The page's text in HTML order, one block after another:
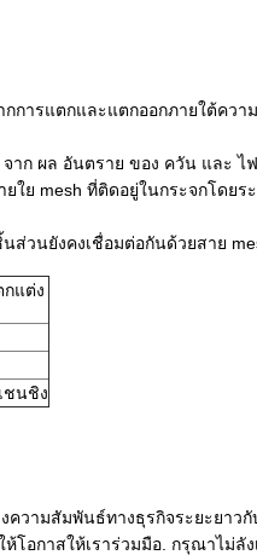
การแตกและแตกออกภายใต้ควา
าก ผล อันตราย ของ ควัน และ ไฟ
ย mesh ที่ติดอยู่ในกระจกโดยร
วนยังคงเชื่อมต่อกันด้วยสาย
กแต่ง
ชนชิง
วามสัมพันธ์ทางธุรกิจระยะยาวกั
กาสให้เราร่วมมือ. กรุณาไม่ลัง